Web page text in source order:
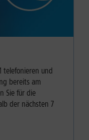
telefonieren und
bereits am
Sie für die
der nächsten 7